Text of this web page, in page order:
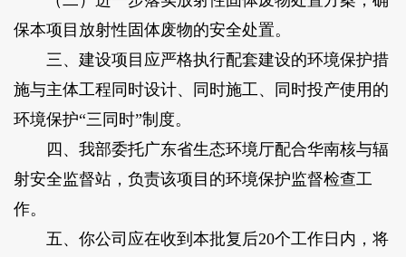
保本项目放射性固体废物的安全处置。
三、建设项目应严格执行配套建设的环境保护措
施与主体工程同时设计、同时施工、同时投产使用的
环境保护“三同时”制度。
四、我部委托广东省生态环境厅配合华南核与辐
射安全监督站，负责该项目的环境保护监督检查工
作。
五、你公司应在收到本批复后20个工作日内，将